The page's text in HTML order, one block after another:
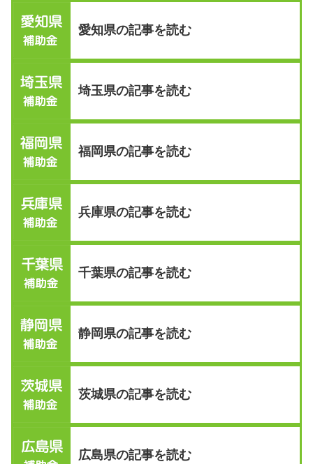
愛知県の記事を読む
埼玉県の記事を読む
福岡県の記事を読む
兵庫県の記事を読む
千葉県の記事を読む
静岡県の記事を読む
茨城県の記事を読む
広島県の記事を読む